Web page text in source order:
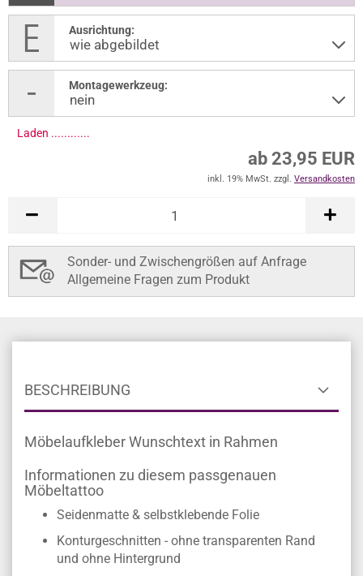
Ausrichtung:
Montagewerkzeug:
Laden .............
ab 23,95 EUR
inkl. 19% MwSt. zzgl. Versandkosten
Sonder- und Zwischengrößen auf Anfrage
Allgemeine Fragen zum Produkt
BESCHREIBUNG
Möbelaufkleber Wunschtext in Rahmen
Informationen zu diesem passgenauen
Möbeltattoo
Seidenmatte & selbstklebende Folie
Konturgeschnitten - ohne transparenten Rand
und ohne Hintergrund